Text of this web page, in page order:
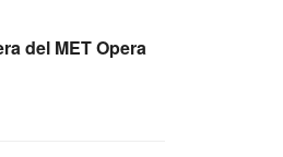
del MET Opera